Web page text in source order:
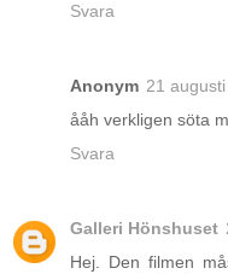
Svara
Anonym 21
ååh verkligen söta
Svara
Galleri Hönshuset
Hej. Den filmen